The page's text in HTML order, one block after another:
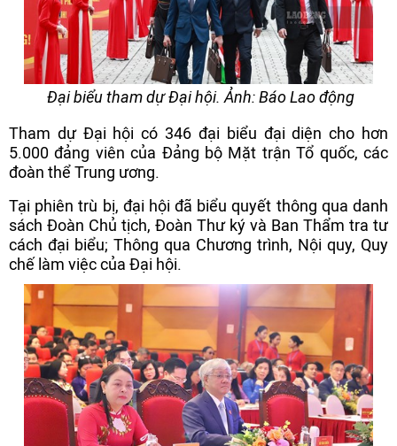
Đại biểu tham dự Đại hội. Ảnh: Báo Lao động
Tham dự Đại hội có 346 đại biểu đại diện cho hơn
5.000 đảng viên của Đảng bộ Mặt trận Tổ quốc, các
đoàn thể Trung ương.
Tại phiên trù bị, đại hội đã biểu quyết thông qua danh
sách Đoàn Chủ tịch, Đoàn Thư ký và Ban Thẩm tra tư
cách đại biểu; Thông qua Chương trình, Nội quy, Quy
chế làm việc của Đại hội.